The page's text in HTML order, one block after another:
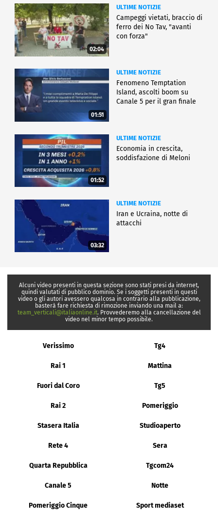
02:04
ULTIME NOTIZIE
Campeggi vietati, braccio di
ferro dei No Tav, "avanti
con forza"
01:51
ULTIME NOTIZIE
Fenomeno Temptation
Island, ascolti boom su
Canale 5 per il gran finale
01:52
ULTIME NOTIZIE
Economia in crescita,
soddisfazione di Meloni
03:32
ULTIME NOTIZIE
Iran e Ucraina, notte di
attacchi
Alcuni video presenti in questa sezione sono stati presi da internet,
quindi valutati di pubblico dominio. Se i soggetti presenti in questi
video o gli autori avessero qualcosa in contrario alla pubblicazione,
basterà fare richiesta di rimozione inviando una mail a:
team_verticali@italiaonline.it. Provvederemo alla cancellazione del
video nel minor tempo possibile.
Verissimo Tg4
Rai 1 Mattina
Fuori dal Coro Tg5
Rai 2 Pomeriggio
Stasera Italia Studioaperto
Rete 4 Sera
Quarta Repubblica Tgcom24
Canale 5 Notte
Pomeriggio Cinque Sport mediaset